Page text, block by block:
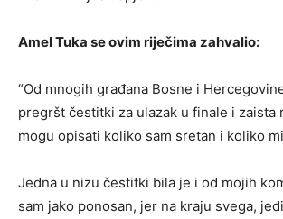
Amel Tuka se ovim riječima zahvalio:
“Od mnogih građana Bosne i
pregršt čestitki za ulazak u finale i zaista
mogu opisati koliko sam sretan i koliko
Jedna u nizu čestitki bila je i od mojih
sam jako ponosan, jer na kraju svega,